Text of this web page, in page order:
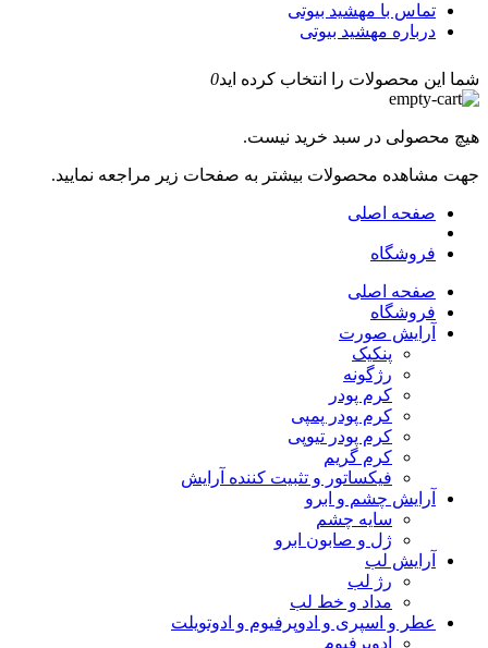
تماس با مهشید بیوتی
درباره مهشید بیوتی
شما این محصولات را انتخاب کرده اید0
هیچ محصولی در سبد خرید نیست.
جهت مشاهده محصولات بیشتر به صفحات زیر مراجعه نمایید.
صفحه اصلی
فروشگاه
صفحه اصلی
فروشگاه
آرایش صورت
پنکیک
رژگونه
کرم پودر
کرم پودر پمپی
کرم پودر تیوپی
کرم گریم
فیکساتور و تثبیت کننده آرایش
آرایش چشم و ابرو
سایه چشم
ژل و صابون ابرو
آرایش لب
رژ لب
مداد و خط لب
عطر و اسپری و ادوپرفیوم و ادوتویلت
ادوپرفیوم